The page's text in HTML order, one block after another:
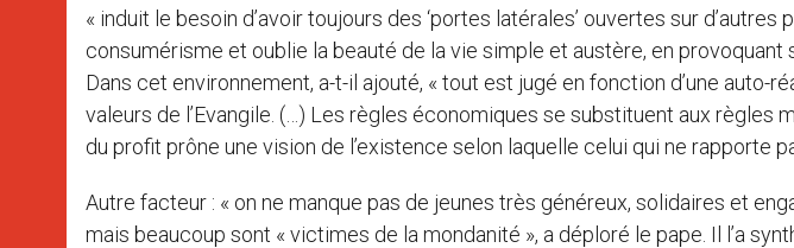
« induit le besoin d’avoir toujours des ‘portes latérales’ ouvertes sur
consumérisme et oublie la beauté de la vie simple et austère, en provoquant
Dans cet environnement, a-t-il ajouté, « tout est jugé en fonction d’une auto-
valeurs de l’Evangile. (…) Les règles économiques se substituent aux règles
du profit prône une vision de l’existence selon laquelle celui qui ne rapporte
Autre facteur : « on ne manque pas de jeunes très généreux, solidaires et
mais beaucoup sont « victimes de la mondanité », a déploré le pape. Il l’a